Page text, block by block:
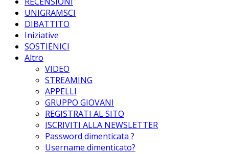
UNIGRAMSCI
DIBATTITO
Iniziative
SOSTIENICI
Altro
VIDEO
STREAMING
APPELLI
GRUPPO GIOVANI
REGISTRATI AL SITO
ISCRIVITI ALLA NEWSLETTER
Password dimenticata ?
Username dimenticato?